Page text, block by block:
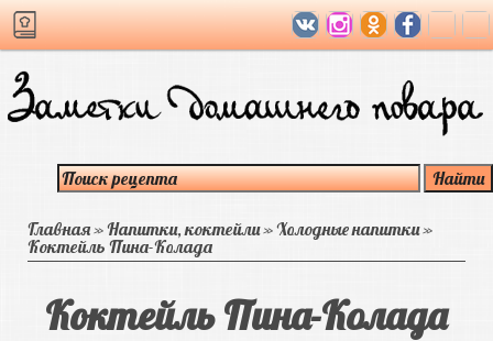
Главная»Напитки, коктейли»Холодные напитки»
Коктейль Пина-Колада
Коктейль Пина-Колада